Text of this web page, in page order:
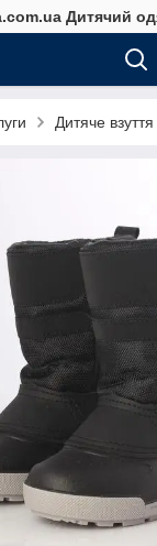
Дитячий
Дитяче взуття